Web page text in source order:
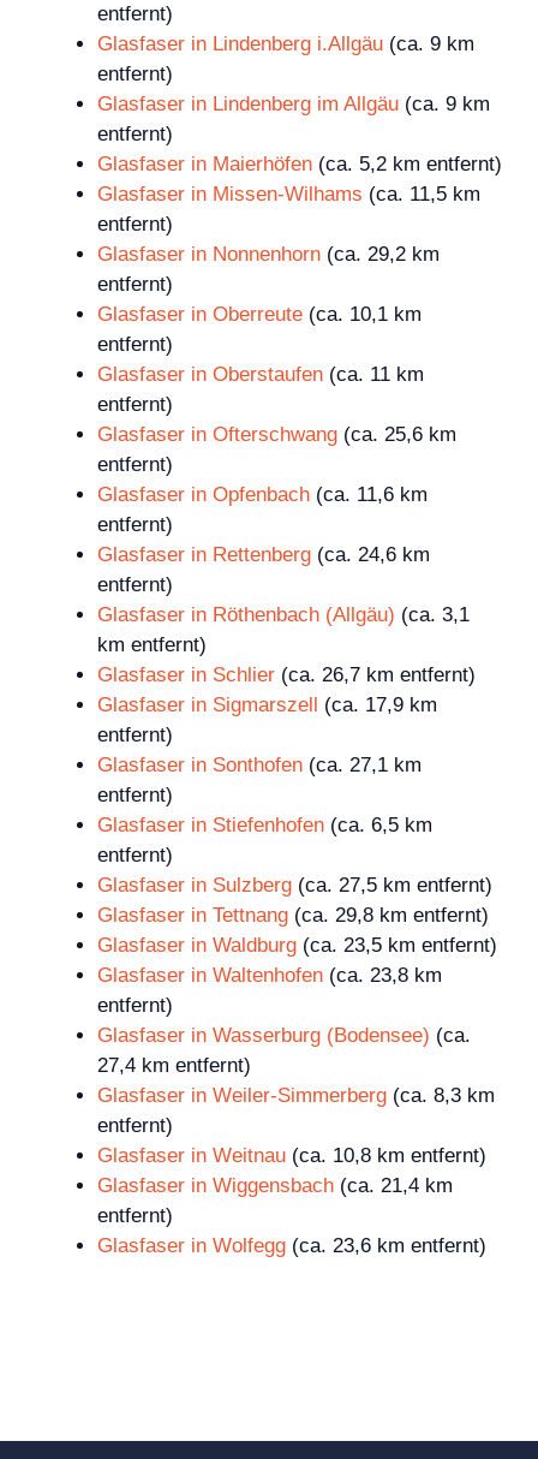
entfernt)
Glasfaser in Lindenberg i.Allgäu (ca. 9 km
entfernt)
Glasfaser in Lindenberg im Allgäu (ca. 9 km
entfernt)
Glasfaser in Maierhöfen (ca. 5,2 km entfernt)
Glasfaser in Missen-Wilhams (ca. 11,5 km
entfernt)
Glasfaser in Nonnenhorn (ca. 29,2 km
entfernt)
Glasfaser in Oberreute (ca. 10,1 km
entfernt)
Glasfaser in Oberstaufen (ca. 11 km
entfernt)
Glasfaser in Ofterschwang (ca. 25,6 km
entfernt)
Glasfaser in Opfenbach (ca. 11,6 km
entfernt)
Glasfaser in Rettenberg (ca. 24,6 km
entfernt)
Glasfaser in Röthenbach (Allgäu) (ca. 3,1
km entfernt)
Glasfaser in Schlier (ca. 26,7 km entfernt)
Glasfaser in Sigmarszell (ca. 17,9 km
entfernt)
Glasfaser in Sonthofen (ca. 27,1 km
entfernt)
Glasfaser in Stiefenhofen (ca. 6,5 km
entfernt)
Glasfaser in Sulzberg (ca. 27,5 km entfernt)
Glasfaser in Tettnang (ca. 29,8 km entfernt)
Glasfaser in Waldburg (ca. 23,5 km entfernt)
Glasfaser in Waltenhofen (ca. 23,8 km
entfernt)
Glasfaser in Wasserburg (Bodensee) (ca.
27,4 km entfernt)
Glasfaser in Weiler-Simmerberg (ca. 8,3 km
entfernt)
Glasfaser in Weitnau (ca. 10,8 km entfernt)
Glasfaser in Wiggensbach (ca. 21,4 km
entfernt)
Glasfaser in Wolfegg (ca. 23,6 km entfernt)